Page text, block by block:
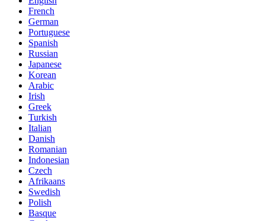
French
German
Portuguese
Spanish
Russian
Japanese
Korean
Arabic
Irish
Greek
Turkish
Italian
Danish
Romanian
Indonesian
Czech
Afrikaans
Swedish
Polish
Basque